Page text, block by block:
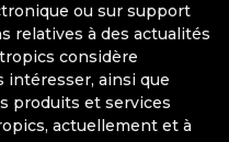
ou sur support
relatives à des actualités
considère
intéresser, ainsi que
produits et services
actuellement et à